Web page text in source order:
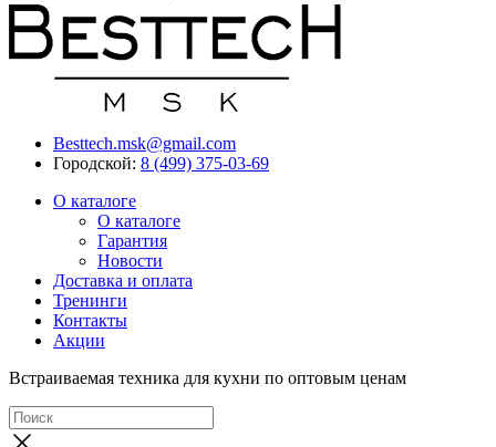
Besttech.msk@gmail.com
Городской: 8 (499) 375-03-69
О каталоге
О каталоге
Гарантия
Новости
Доставка и оплата
Тренинги
Контакты
Акции
Встраиваемая техника для кухни по оптовым ценам